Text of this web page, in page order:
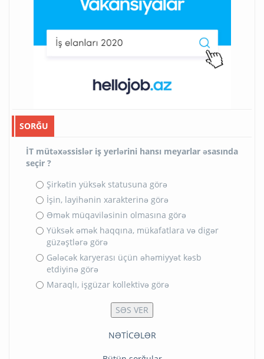
SORĞU
İT mütəxəssislər iş yerlərini hansı meyarlar əsasında
seçir ?
Şirkətin yüksək statusuna görə
İşin, layihənin xarakterinə görə
Əmək müqaviləsinin olmasına görə
Yüksək əmək haqqına, mükafatlara və digər
güzəştlərə görə
Gələcək karyerası üçün əhəmiyyət kəsb
etdiyinə görə
Maraqlı, işgüzar kollektivə görə
NƏTİCƏLƏR